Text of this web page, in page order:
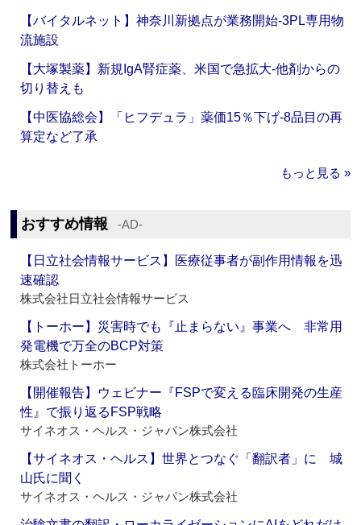
【バイタルネット】神奈川新拠点が業務開始‐3PL専用物
流施設
【大塚製薬】新規IgA腎症薬、米国で急拡大‐他剤からの
切り替えも
【中医協総会】「ヒフデュラ」薬価15％下げ‐8品目の再
算定など了承
もっと見る »
おすすめ情報 ‐AD‐
【日立社会情報サービス】医療従事者が副作用情報を迅
速確認
株式会社日立社会情報サービス
【トーホー】災害時でも『止まらない』事業へ 非常用
発電機で万全のBCP対策
株式会社トーホー
【開催報告】ウェビナー『FSPで変える臨床開発の生産
性』で振り返るFSP戦略
サイネオス・ヘルス・ジャパン株式会社
【サイネオス・ヘルス】世界とつなぐ「翻訳者」に 城
山氏に聞く
サイネオス・ヘルス・ジャパン株式会社